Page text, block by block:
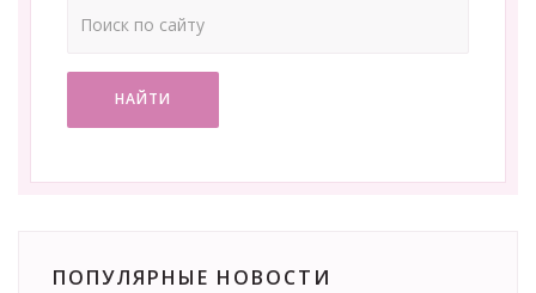
НАЙТИ
ПОПУЛЯРНЫЕ НОВОСТИ